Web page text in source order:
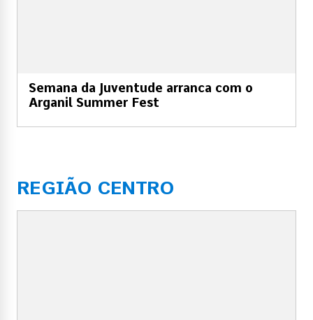
Semana da Juventude arranca com o
Arganil Summer Fest
REGIÃO CENTRO